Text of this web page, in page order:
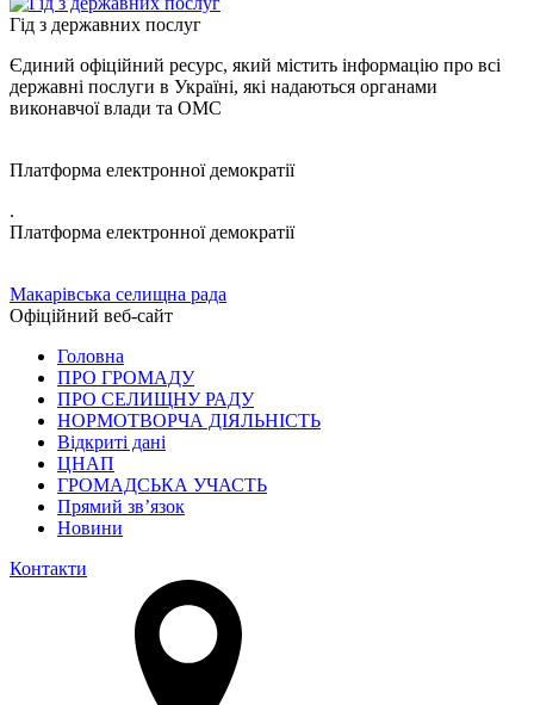
Гід з державних послуг
Єдиний офіційний ресурс, який містить інформацію про всі
державні послуги в Україні, які надаються органами
виконавчої влади та ОМС
Платформа електронної демократії
.
Платформа електронної демократії
Макарівська селищна рада
Офіційний веб-сайт
Головна
ПРО ГРОМАДУ
ПРО СЕЛИЩНУ РАДУ
НОРМОТВОРЧА ДІЯЛЬНІСТЬ
Відкриті дані
ЦНАП
ГРОМАДСЬКА УЧАСТЬ
Прямий зв’язок
Новини
Контакти